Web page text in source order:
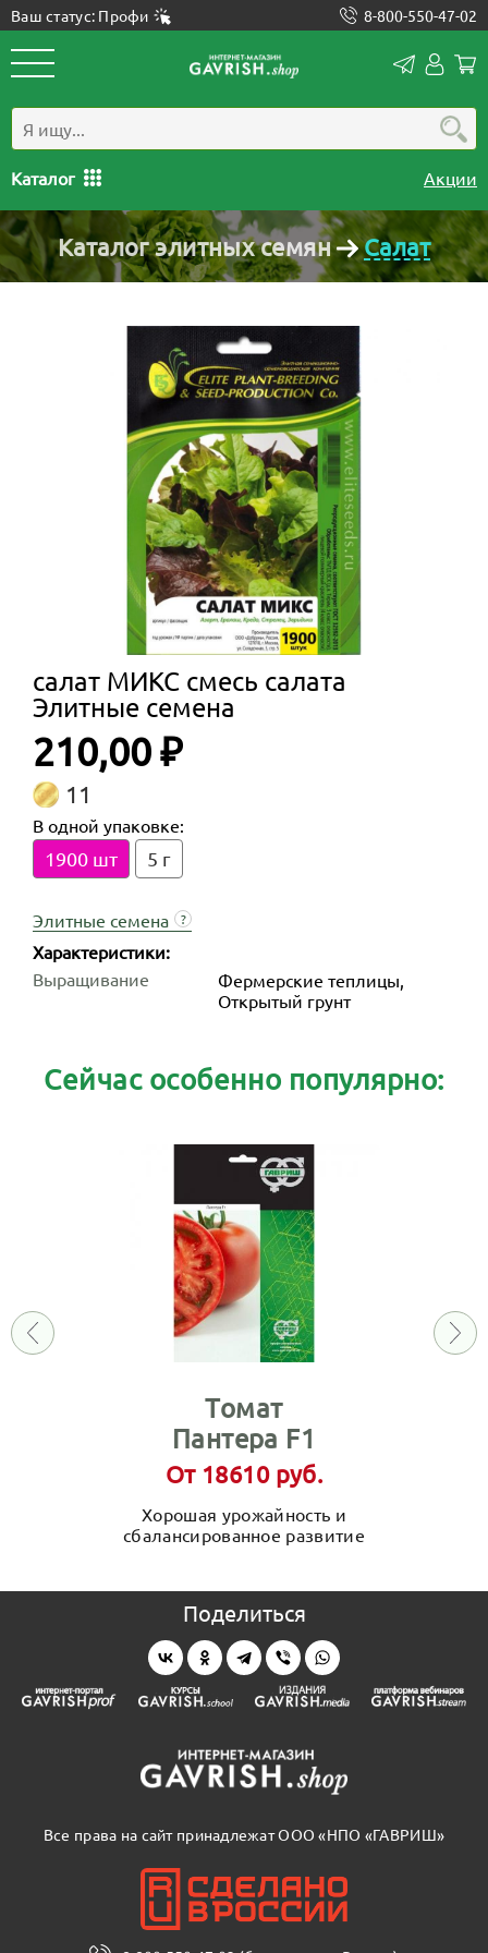
Ваш статус: Профи 8-800-550-47-02
Каталог Акции
Каталог элитных семян Салат
салат МИКС смесь салата
Элитные семена
210,00 ₽
11
В одной упаковке:
1900 шт 5 г
Элитные семена ?
Характеристики:
Выращивание
Фермерские теплицы,
Открытый грунт
Сейчас особенно популярно:
Томат
Пантера F1
От 18610 руб.
Хорошая урожайность и
сбалансированное развитие
Поделиться
Все права на сайт принадлежат ООО «НПО «ГАВРИШ»